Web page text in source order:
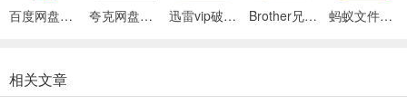
百度网盘绿色免安装Pc电脑版 夸克网盘官方正式版 迅雷vip破解版永久会员2024版 Brother兄弟 MFC-8480DN多功能一体机ISIS驱动 蚂蚁文件（数据恢复大师）
相关文章